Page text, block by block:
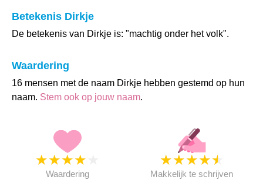
Betekenis Dirkje
De betekenis van Dirkje is: "machtig onder het volk".
Waardering
16 mensen met de naam Dirkje hebben gestemd op hun
naam. Stem ook op jouw naam.
★★★★
Waardering
★★★★★
Makkelijk te schrijven